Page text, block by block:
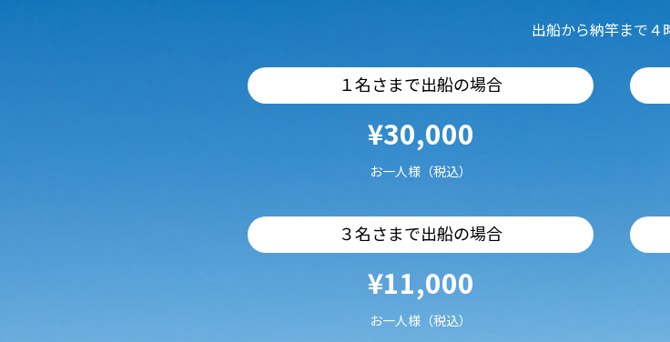
出船から納竿まで４
１名さまで出船の場合
¥30,000
お一人様（税込）
３名さまで出船の場合
¥11,000
お一人様（税込）